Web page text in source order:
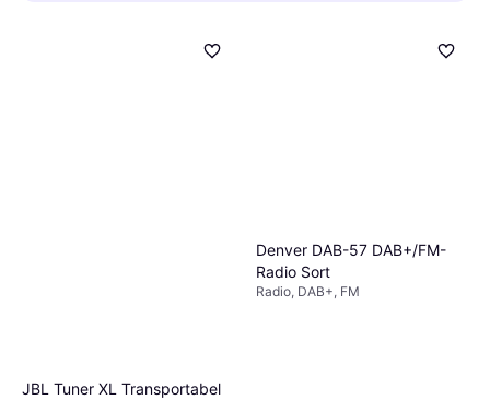
JBL Tuner XL Transportabel
Denver DAB-57 DAB+/FM-
Radio Sort
Radio, DAB+, FM
Vælg en model med god batterilevetid og